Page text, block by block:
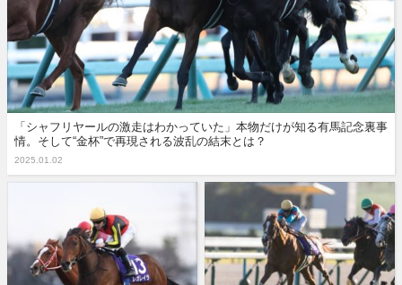
「シャフリヤールの激走はわかっていた」本物だけが知る有馬記念裏事
情。そして“金杯”で再現される波乱の結末とは？
2025.01.02